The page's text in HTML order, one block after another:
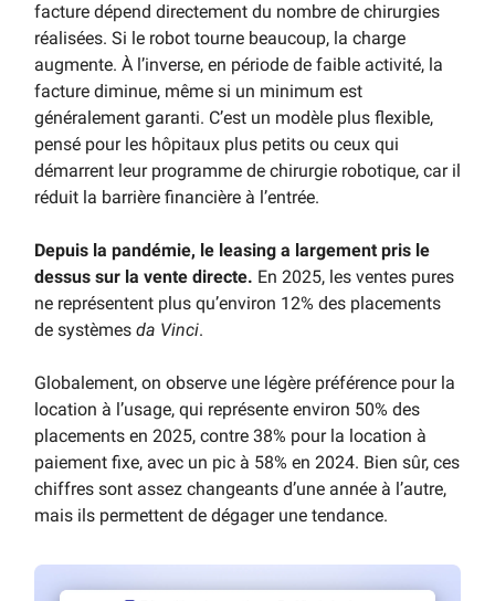
facture dépend directement du nombre de chirurgies
réalisées. Si le robot tourne beaucoup, la charge
augmente. À l’inverse, en période de faible activité, la
facture diminue, même si un minimum est
généralement garanti. C’est un modèle plus flexible,
pensé pour les hôpitaux plus petits ou ceux qui
démarrent leur programme de chirurgie robotique, car il
réduit la barrière financière à l’entrée.
Depuis la pandémie, le leasing a largement pris le
dessus sur la vente directe. En 2025, les ventes pures
ne représentent plus qu’environ 12% des placements
de systèmes da Vinci.
Globalement, on observe une légère préférence pour la
location à l’usage, qui représente environ 50% des
placements en 2025, contre 38% pour la location à
paiement fixe, avec un pic à 58% en 2024. Bien sûr, ces
chiffres sont assez changeants d’une année à l’autre,
mais ils permettent de dégager une tendance.